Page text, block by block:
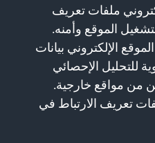
Jetztملفات تعريف
الموقع وأمنه.
الإلكتروني بيانات
للتحليل الإحصائي
من مواقع خارجية.
تعريف الارتباط في